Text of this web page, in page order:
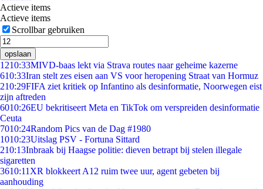
Actieve items
Actieve items
Scrollbar gebruiken
opslaan
1210:33MIVD-baas lekt via Strava routes naar geheime kazerne
610:33Iran stelt zes eisen aan VS voor heropening Straat van Hormuz
210:29FIFA ziet kritiek op Infantino als desinformatie, Noorwegen eist
zijn aftreden
6010:26EU bekritiseert Meta en TikTok om verspreiden desinformatie
Ceuta
7010:24Random Pics van de Dag #1980
1010:23Uitslag PSV - Fortuna Sittard
210:13Inbraak bij Haagse politie: dieven betrapt bij stelen illegale
sigaretten
3610:11 XR blokkeert A12 ruim twee uur, agent gebeten bij
aanhouding